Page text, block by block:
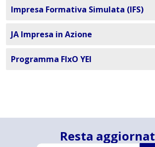
Impresa Formativa Simulata (IFS)
JA Impresa in Azione
Programma FIxO YEI
Resta